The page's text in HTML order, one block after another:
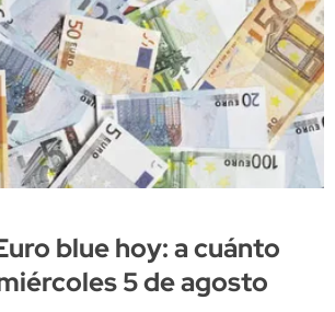
blue hoy: a cuánto
5 de agosto